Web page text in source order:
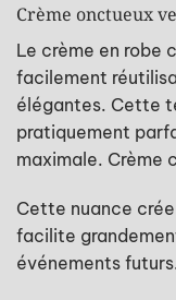
Crème onctueux
Le crème en robe
facilement
élégantes. Cette
pratiquement
maximale. Crème
Cette nuance
facilite
événements